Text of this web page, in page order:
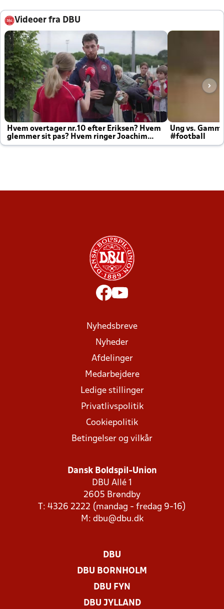
Videoer fra DBU
Hvem overtager nr.10 efter Eriksen? Hvem
glemmer sit pas? Hvem ringer Joachim
altid til efter kampe?
Ung vs.
#football
Nyhedsbreve
Nyheder
Afdelinger
Medarbejdere
Ledige stillinger
Privatlivspolitik
Cookiepolitik
Betingelser og vilkår
Dansk Boldspil-Union
DBU Allé 1
2605 Brøndby
T: 4326 2222 (mandag - fredag 9-16)
M: dbu@dbu.dk
DBU
DBU BORNHOLM
DBU FYN
DBU JYLLAND